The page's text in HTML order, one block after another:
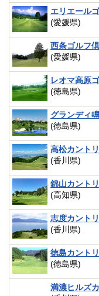
エリエール
(愛媛県)
西条ゴルフ
(愛媛県)
レオマ高原
(徳島県)
グランディ
(徳島県)
高松カント
(香川県)
錦山カント
(高知県)
志度カント
(香川県)
徳島カント
(徳島県)
満濃ヒルズ